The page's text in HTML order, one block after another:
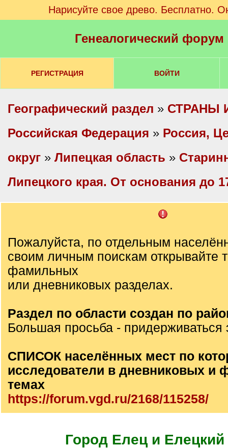
Нарисуйте свое древо. Бесплатно.
Генеалогический
РЕГИСТРАЦИЯ ВОЙТИ
Географический раздел » СТРАНЫ
Российская Федерация » Россия,
округ » Липецкая область »
Липецкого края. От основания до
Пожалуйста, по отдельным
своим личным поискам открывайте
фамильных
или дневниковых разделах.
Раздел по области создан по
Большая просьба - придерживаться
СПИСОК населённых мест по
исследователи в дневниковых и
темах
https://forum.vgd.ru/2168/115258/
Город Елец и Елецкий